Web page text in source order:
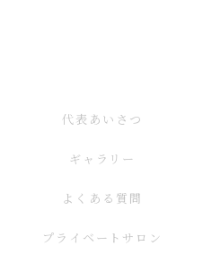
代表あいさつ
ギャラリー
よくある質問
プライベートサロン